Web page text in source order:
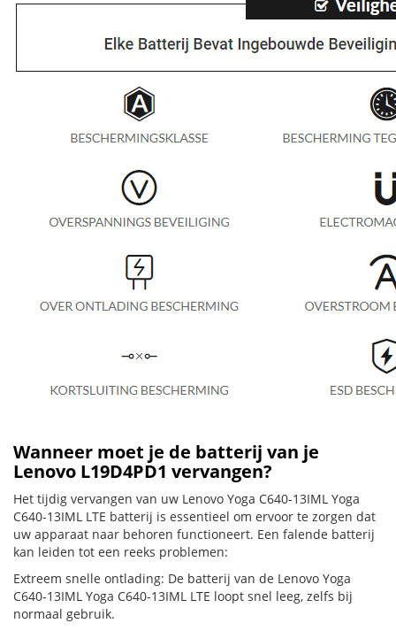
Wanneer moet je de batterij van je
Lenovo L19D4PD1 vervangen?
Het tijdig vervangen van uw Lenovo Yoga C640-13IML Yoga
C640-13IML LTE batterij is essentieel om ervoor te zorgen dat
uw apparaat naar behoren functioneert. Een falende batterij
kan leiden tot een reeks problemen:
Extreem snelle ontlading: De batterij van de Lenovo Yoga
C640-13IML Yoga C640-13IML LTE loopt snel leeg, zelfs bij
normaal gebruik.